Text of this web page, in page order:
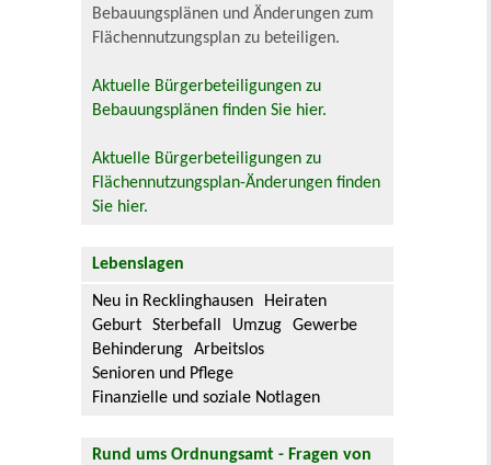
Bebauungsplänen und Änderungen zum
Flächennutzungsplan zu beteiligen.
Aktuelle Bürgerbeteiligungen zu
Bebauungsplänen finden Sie hier.
Aktuelle Bürgerbeteiligungen zu
Flächennutzungsplan-Änderungen finden
Sie hier.
Lebenslagen
Neu in Recklinghausen
Heiraten
Geburt
Sterbefall Umzug
Gewerbe
Behinderung
Arbeitslos
Senioren und Pflege
Finanzielle und soziale Notlagen
Rund ums Ordnungsamt - Fragen von